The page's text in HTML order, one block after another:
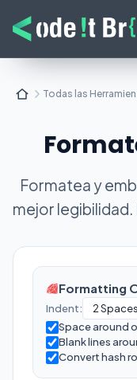
Todas las
Formatea y
mejor legibilidad.
Formatting
Indent:
Space around
Blank lines
Convert hash